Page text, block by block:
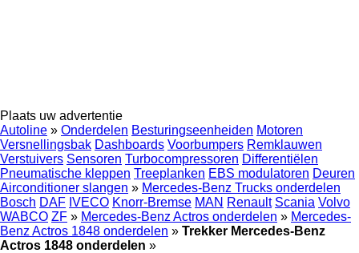
Plaats uw advertentie
Autoline » Onderdelen Besturingseenheiden Motoren
Versnellingsbak Dashboards Voorbumpers Remklauwen
Verstuivers Sensoren Turbocompressoren Differentiëlen
Pneumatische kleppen Treeplanken EBS modulatoren Deuren
Airconditioner slangen » Mercedes-Benz Trucks onderdelen
Bosch DAF IVECO Knorr-Bremse MAN Renault Scania Volvo
WABCO ZF » Mercedes-Benz Actros onderdelen » Mercedes-
Benz Actros 1848 onderdelen » Trekker Mercedes-Benz
Actros 1848 onderdelen »